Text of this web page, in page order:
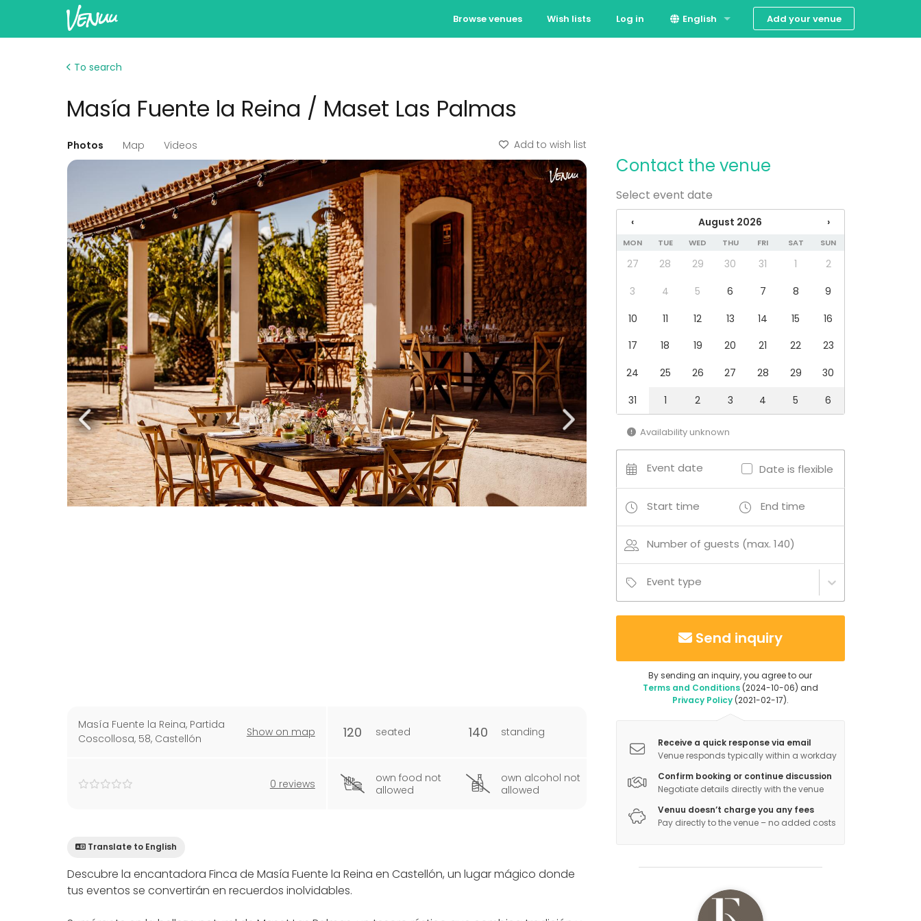
Browse venues Wish lists Log in English Add your venue
To search
Masía Fuente la Reina / Maset Las Palmas
Photos Map Videos Add to wish list
Masía Fuente la Reina, Partida
Coscollosa, 58, Castellón
Show on map
0 reviews
120 seated 140 standing
own food not
allowed
own alcohol not
allowed
Translate to English
Descubre la encantadora Finca de Masía Fuente la Reina en Castellón, un lugar mágico donde
tus eventos se convertirán en recuerdos inolvidables.
Contact the venue
Select event date
‹ August 2026 ›
MON TUE WED THU FRI SAT SUN
27 28 29 30 31 1
2
3
4 5 6 7 8
9
10
11 12 13 14 15
16
17
18 19 20 21 22
23
24
25 26 27 28 29
30
31
1 2 3 4 5 6
Availability unknown
Event date Date is flexible
Start time End time
Number of guests (max. 140)
Event type
Send inquiry
By sending an inquiry, you agree to our
Terms and Conditions(2024-10-06) and
Privacy Policy(2021-02-17).
Receive a quick response via email
Venue responds typically within a workday
Confirm booking or continue discussion
Negotiate details directly with the venue
Venuu doesn’t charge you any fees
Pay directly to the venue – no added costs